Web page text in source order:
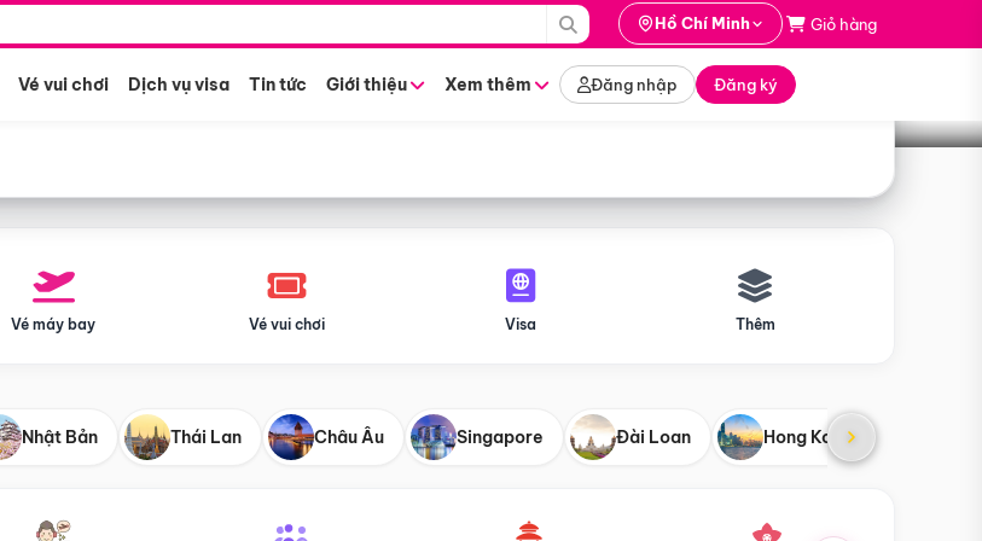
Hồ Chí Minh Giỏ hàng
Vé vui chơi Dịch vụ visa Tin tức Giới thiệu Xem thêm Đăng nhập Đăng ký
Tìm tour
Vé máy bay Vé vui chơi Visa Thêm
Nhật Bản Thái Lan Châu Âu Singapore Đài Loan Hong Kong